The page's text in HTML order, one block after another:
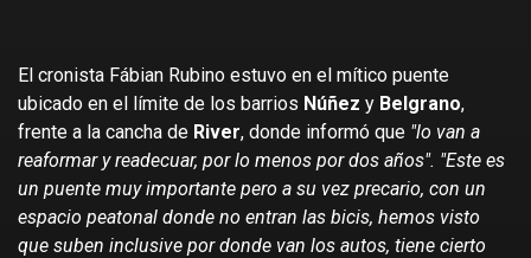
El cronista Fábian Rubino estuvo en el mítico puente
ubicado en el límite de los barrios Núñez y Belgrano,
frente a la cancha de River, donde informó que "lo van a
reaformar y readecuar, por lo menos por dos años". "Este es
un puente muy importante pero a su vez precario, con un
espacio peatonal donde no entran las bicis, hemos visto
que suben inclusive por donde van los autos, tiene cierto